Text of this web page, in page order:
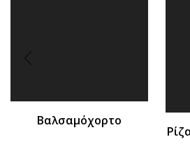
Βαλσαμόχορτο